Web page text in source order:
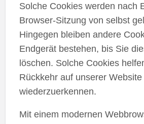
Solche Cookies werden nach
Browser-Sitzung von selbst
Hingegen bleiben andere
Endgerät bestehen, bis Sie
löschen. Solche Cookies
Rückkehr auf unserer Website
wiederzuerkennen.
Mit einem modernen